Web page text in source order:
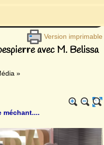
Version imprimable
avec M. Belissa
»
méchant....